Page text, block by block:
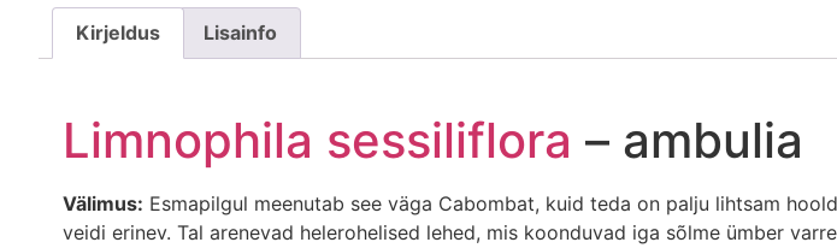
Kirjeldus Lisainfo
Limnophila sessiliflora – ambulia
Välimus: Esmapilgul meenutab see väga Cabombat, kuid teda on palju lihtsam
veidi erinev. Tal arenevad helerohelised lehed, mis koonduvad iga sõlme ümber